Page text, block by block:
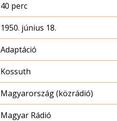
40 perc
1950. június 18.
Adaptáció
Kossuth
Magyarország (közrádió)
Magyar Rádió